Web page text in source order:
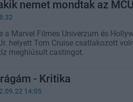
nemet mondtak az
a Marvel Filmes Univerzum és
helyett Tom Cruise csatlakozott
meghiúsult castingot.
- Kritika
14:05